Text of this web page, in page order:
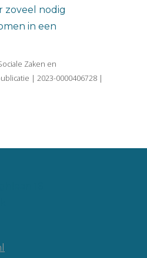
zoveel nodig
in een
Zaken en
| 2023-0000406728 |